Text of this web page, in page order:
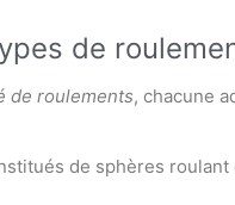
de
de roulements, chacune
de sphères